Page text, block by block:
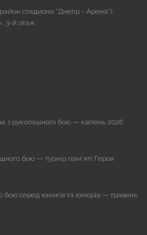
стадиона "Днепр - Арена"),
3-й этаж
з рукопашного бою — квітень 2026
бою — турнір пам’яті Героя
бою серед юнаків та юніорів — травень